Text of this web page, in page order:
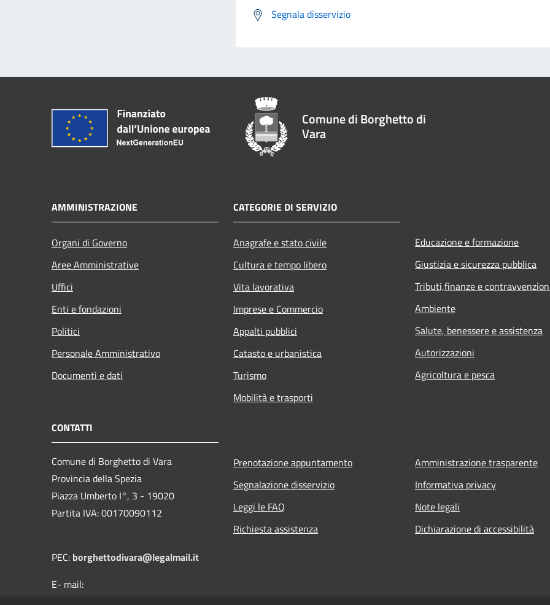
Segnala disservizio
Comune di Borghetto di
Vara
AMMINISTRAZIONE
Organi di Governo
Aree Amministrative
Uffici
Enti e fondazioni
Politici
Personale Amministrativo
Documenti e dati
CATEGORIE DI SERVIZIO
Anagrafe e stato civile
Cultura e tempo libero
Vita lavorativa
Imprese e Commercio
Appalti pubblici
Catasto e urbanistica
Turismo
Mobilità e trasporti
Educazione e formazione
Giustizia e sicurezza pubblica
Tributi,finanze e
Ambiente
Salute, benessere e assistenza
Autorizzazioni
Agricoltura e pesca
CONTATTI
Comune di Borghetto di Vara
Provincia della Spezia
Piazza Umberto I°, 3 - 19020
Partita IVA: 00170090112
PEC: borghettodivara@legalmail.it
E- mail:
Prenotazione appuntamento
Segnalazione disservizio
Leggi le FAQ
Richiesta assistenza
Amministrazione trasparente
Informativa privacy
Note legali
Dichiarazione di accessibilità